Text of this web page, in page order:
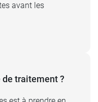
avant les
traitement ?